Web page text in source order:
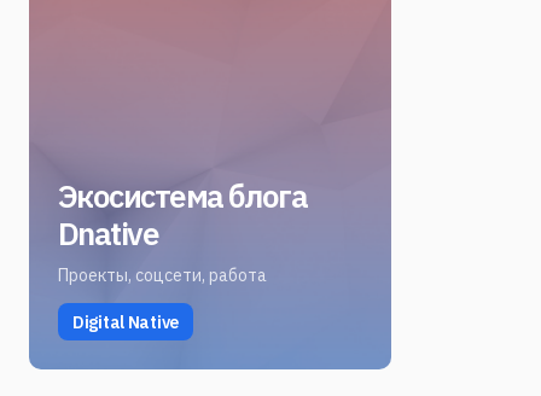
Экосистема блога
Dnative
Проекты, соцсети, работа
Digital Native